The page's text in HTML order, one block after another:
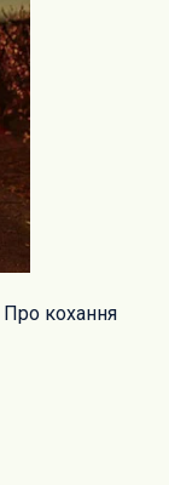
Про кохання